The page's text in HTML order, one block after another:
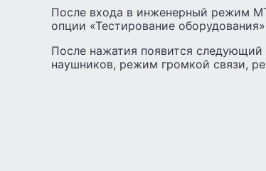
После входа в инженерный режим
опции «Тестирование
После нажатия появится
наушников, режим громкой связи,